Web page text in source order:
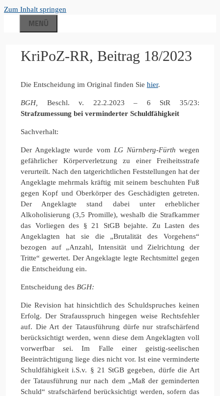
Zum Inhalt springen
MENÜ
KriPoZ-RR, Beitrag 18/2023
Die Entscheidung im Original finden Sie hier.
BGH,
Beschl. v. 22.2.2023 – 6 StR 35/23:
Strafzumessung bei verminderter Schuldfähigkeit
Sachverhalt:
Der Angeklagte wurde vom LG Nürnberg-Fürth wegen
gefährlicher Körperverletzung zu einer Freiheitsstrafe
verurteilt. Nach den tatgerichtlichen Feststellungen hat der
Angeklagte mehrmals kräftig mit seinem beschuhten Fuß
gegen Kopf und Oberkörper des Geschädigten getreten.
Der Angeklagte stand dabei unter erheblicher
Alkoholisierung (3,5 Promille), weshalb die Strafkammer
das Vorliegen des § 21 StGB bejahte. Zu Lasten des
Angeklagten hat sie die „Brutalität des Vorgehens“
bezogen auf „Anzahl, Intensität und Zielrichtung der
Tritte“ gewertet. Der Angeklagte legte Rechtsmittel gegen
die Entscheidung ein.
Entscheidung des BGH:
Die Revision hat hinsichtlich des Schuldspruches keinen
Erfolg. Der Strafausspruch hingegen weise Rechtsfehler
auf. Die Art der Tatausführung dürfe nur strafschärfend
berücksichtigt werden, wenn diese dem Angeklagten voll
vorwerfbar sei. Im Falle einer geistig-seelischen
Beeinträchtigung liege dies nicht vor. Ist eine verminderte
Schuldfähigkeit i.S.v. § 21 StGB gegeben, dürfe die Art
der Tatausführung nur nach dem „Maß der geminderten
Schuld“ strafschärfend berücksichtigt werden, sofern das